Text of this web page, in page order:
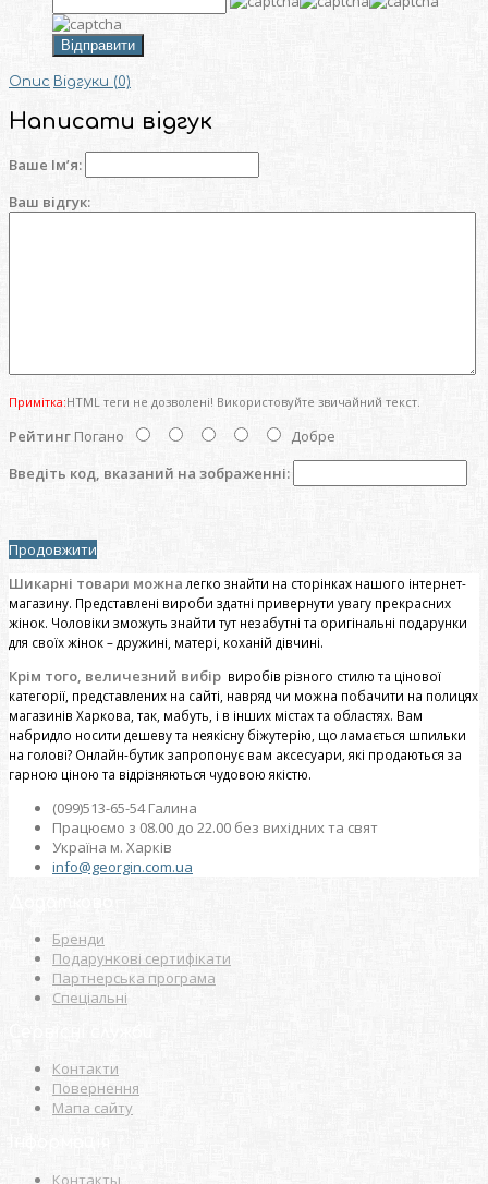
Відправити
Опис Відгуки (0)
Написати відгук
Ваше Ім’я:
Ваш відгук:
Примітка:HTML теги не дозволені! Використовуйте звичайний текст.
Рейтинг Погано
Добре
Введіть код, вказаний на зображенні:
Продовжити
Шикарні товари можна легко знайти на сторінках нашого інтернет-
магазину. Представлені вироби здатні привернути увагу прекрасних
жінок. Чоловіки зможуть знайти тут незабутні та оригінальні подарунки
для своїх жінок – дружині, матері, коханій дівчині.
Крім того, величезний вибір виробів різного стилю та цінової
категорії, представлених на сайті, навряд чи можна побачити на полицях
магазинів Харкова, так, мабуть, і в інших містах та областях. Вам
набридло носити дешеву та неякісну біжутерію, що ламається шпильки
на голові? Онлайн-бутик запропонує вам аксесуари, які продаються за
гарною ціною та відрізняються чудовою якістю.
(099)513-65-54 Галина
Працюємо з 08.00 до 22.00 без вихідних та свят
Україна м. Харків
info@georgin.com.ua
Бренди
Подарункові сертифікати
Партнерська програма
Спеціальні
Контакти
Повернення
Мапа сайту
Контакты